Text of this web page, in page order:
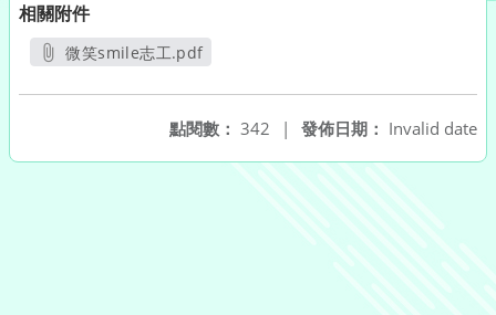
相關附件
微笑smile志工.pdf
發佈日期： Invalid date
點閱數： 342 |